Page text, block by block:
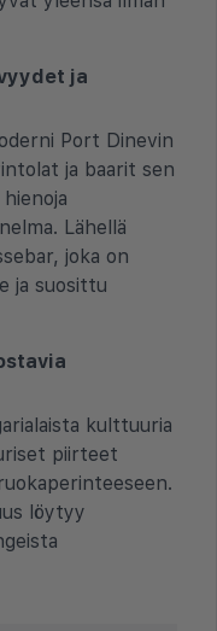
ja
Port Dinevin
ja baarit sen
Lähellä
joka on
ja suosittu
kulttuuria
piirteet
löytyy